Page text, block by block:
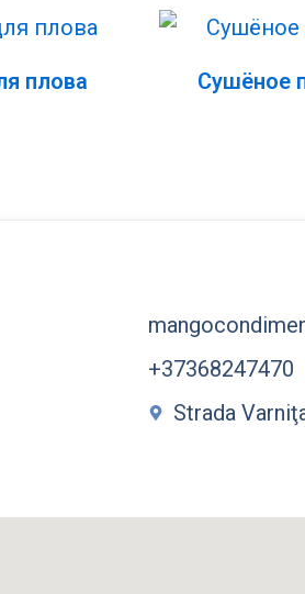
плова Сушёное
+37368247470
Strada